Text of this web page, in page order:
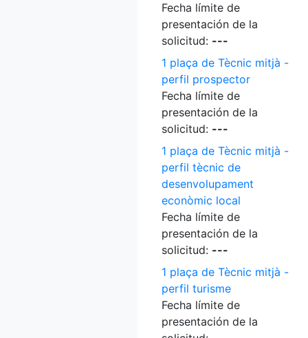
Fecha límite de
presentación de la
solicitud: ---
1 plaça de Tècnic mitjà -
perfil prospector
Fecha límite de
presentación de la
solicitud: ---
1 plaça de Tècnic mitjà -
perfil tècnic de
desenvolupament
econòmic local
Fecha límite de
presentación de la
solicitud: ---
1 plaça de Tècnic mitjà -
perfil turisme
Fecha límite de
presentación de la